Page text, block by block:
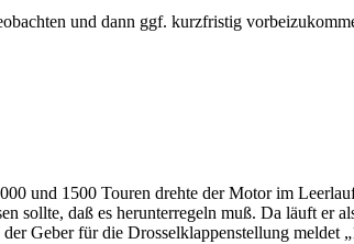
und dann ggf. kurzfristig
und 1500 Touren drehte der Motor im
sollte, daß es herunterregeln muß. Da läuft er
Geber für die Drosselklappenstellung meldet